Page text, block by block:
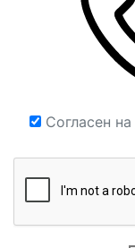
Согласен на